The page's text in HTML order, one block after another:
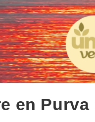
en